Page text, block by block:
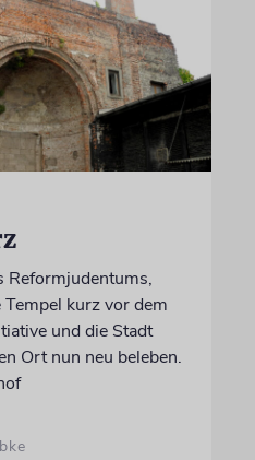
Reformjudentums,
kurz vor dem
und die Stadt
Ort nun neu beleben.